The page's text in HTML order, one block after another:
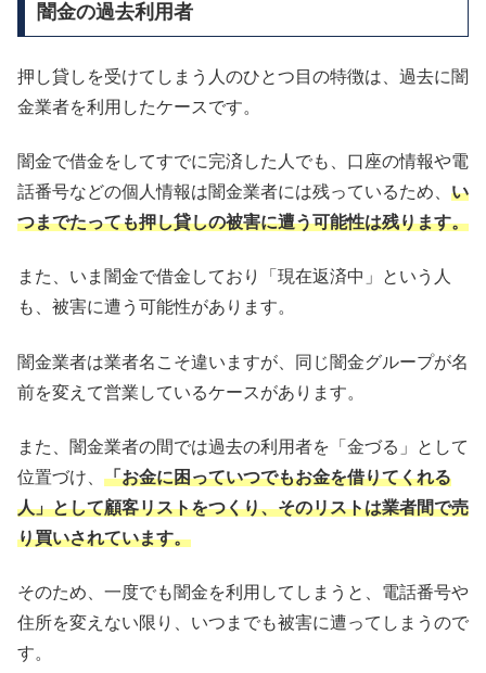
闇金の過去利用者
押し貸しを受けてしまう人のひとつ目の特徴は、過去に闇
金業者を利用したケースです。
闇金で借金をしてすでに完済した人でも、口座の情報や電
話番号などの個人情報は闇金業者には残っているため、 い
つまでたっても押し貸しの被害に遭う可能性は残ります。
また、いま闇金で借金しており「現在返済中」という人
も、被害に遭う可能性があります。
闇金業者は業者名こそ違いますが、同じ闇金グループが名
前を変えて営業しているケースがあります。
また、闇金業者の間では過去の利用者を「金づる」として
位置づけ、 「お金に困っていつでもお金を借りてくれる
人」として顧客リストをつくり、そのリストは業者間で売
り買いされています。
そのため、一度でも闇金を利用してしまうと、電話番号や
住所を変えない限り、いつまでも被害に遭ってしまうので
す。